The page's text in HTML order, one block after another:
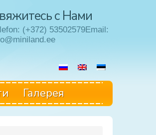
с Нами
(+372) 53502579Email:
Галерея